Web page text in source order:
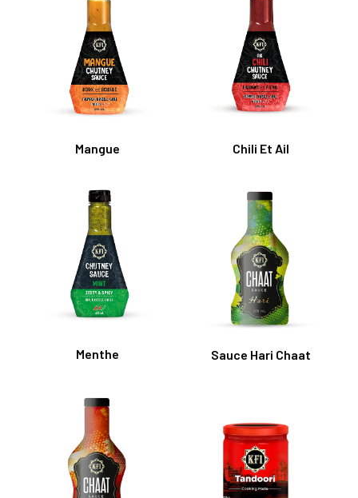
Mangue Chili Et Ail
Menthe Sauce Hari Chaat